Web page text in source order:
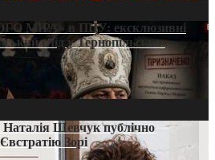
МІРА» в ПЦУ: ексклюзивні
слід у Тернопільсько-
Наталія Шевчук публічно
Зорі